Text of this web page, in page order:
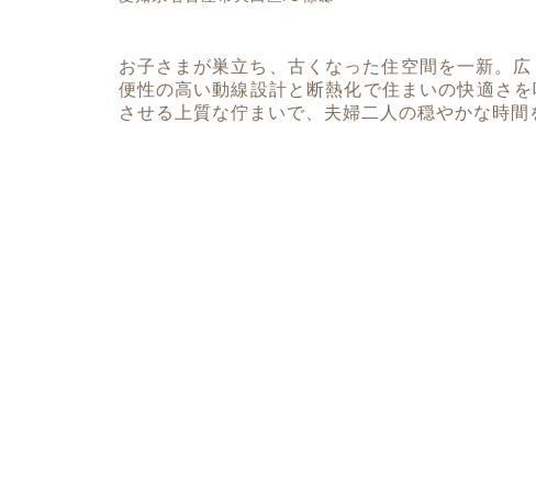
お子さまが巣立ち、古くなった住空間を一新。
便性の高い動線設計と断熱化で住まいの快適さ
させる上質な佇まいで、夫婦二人の穏やかな時間